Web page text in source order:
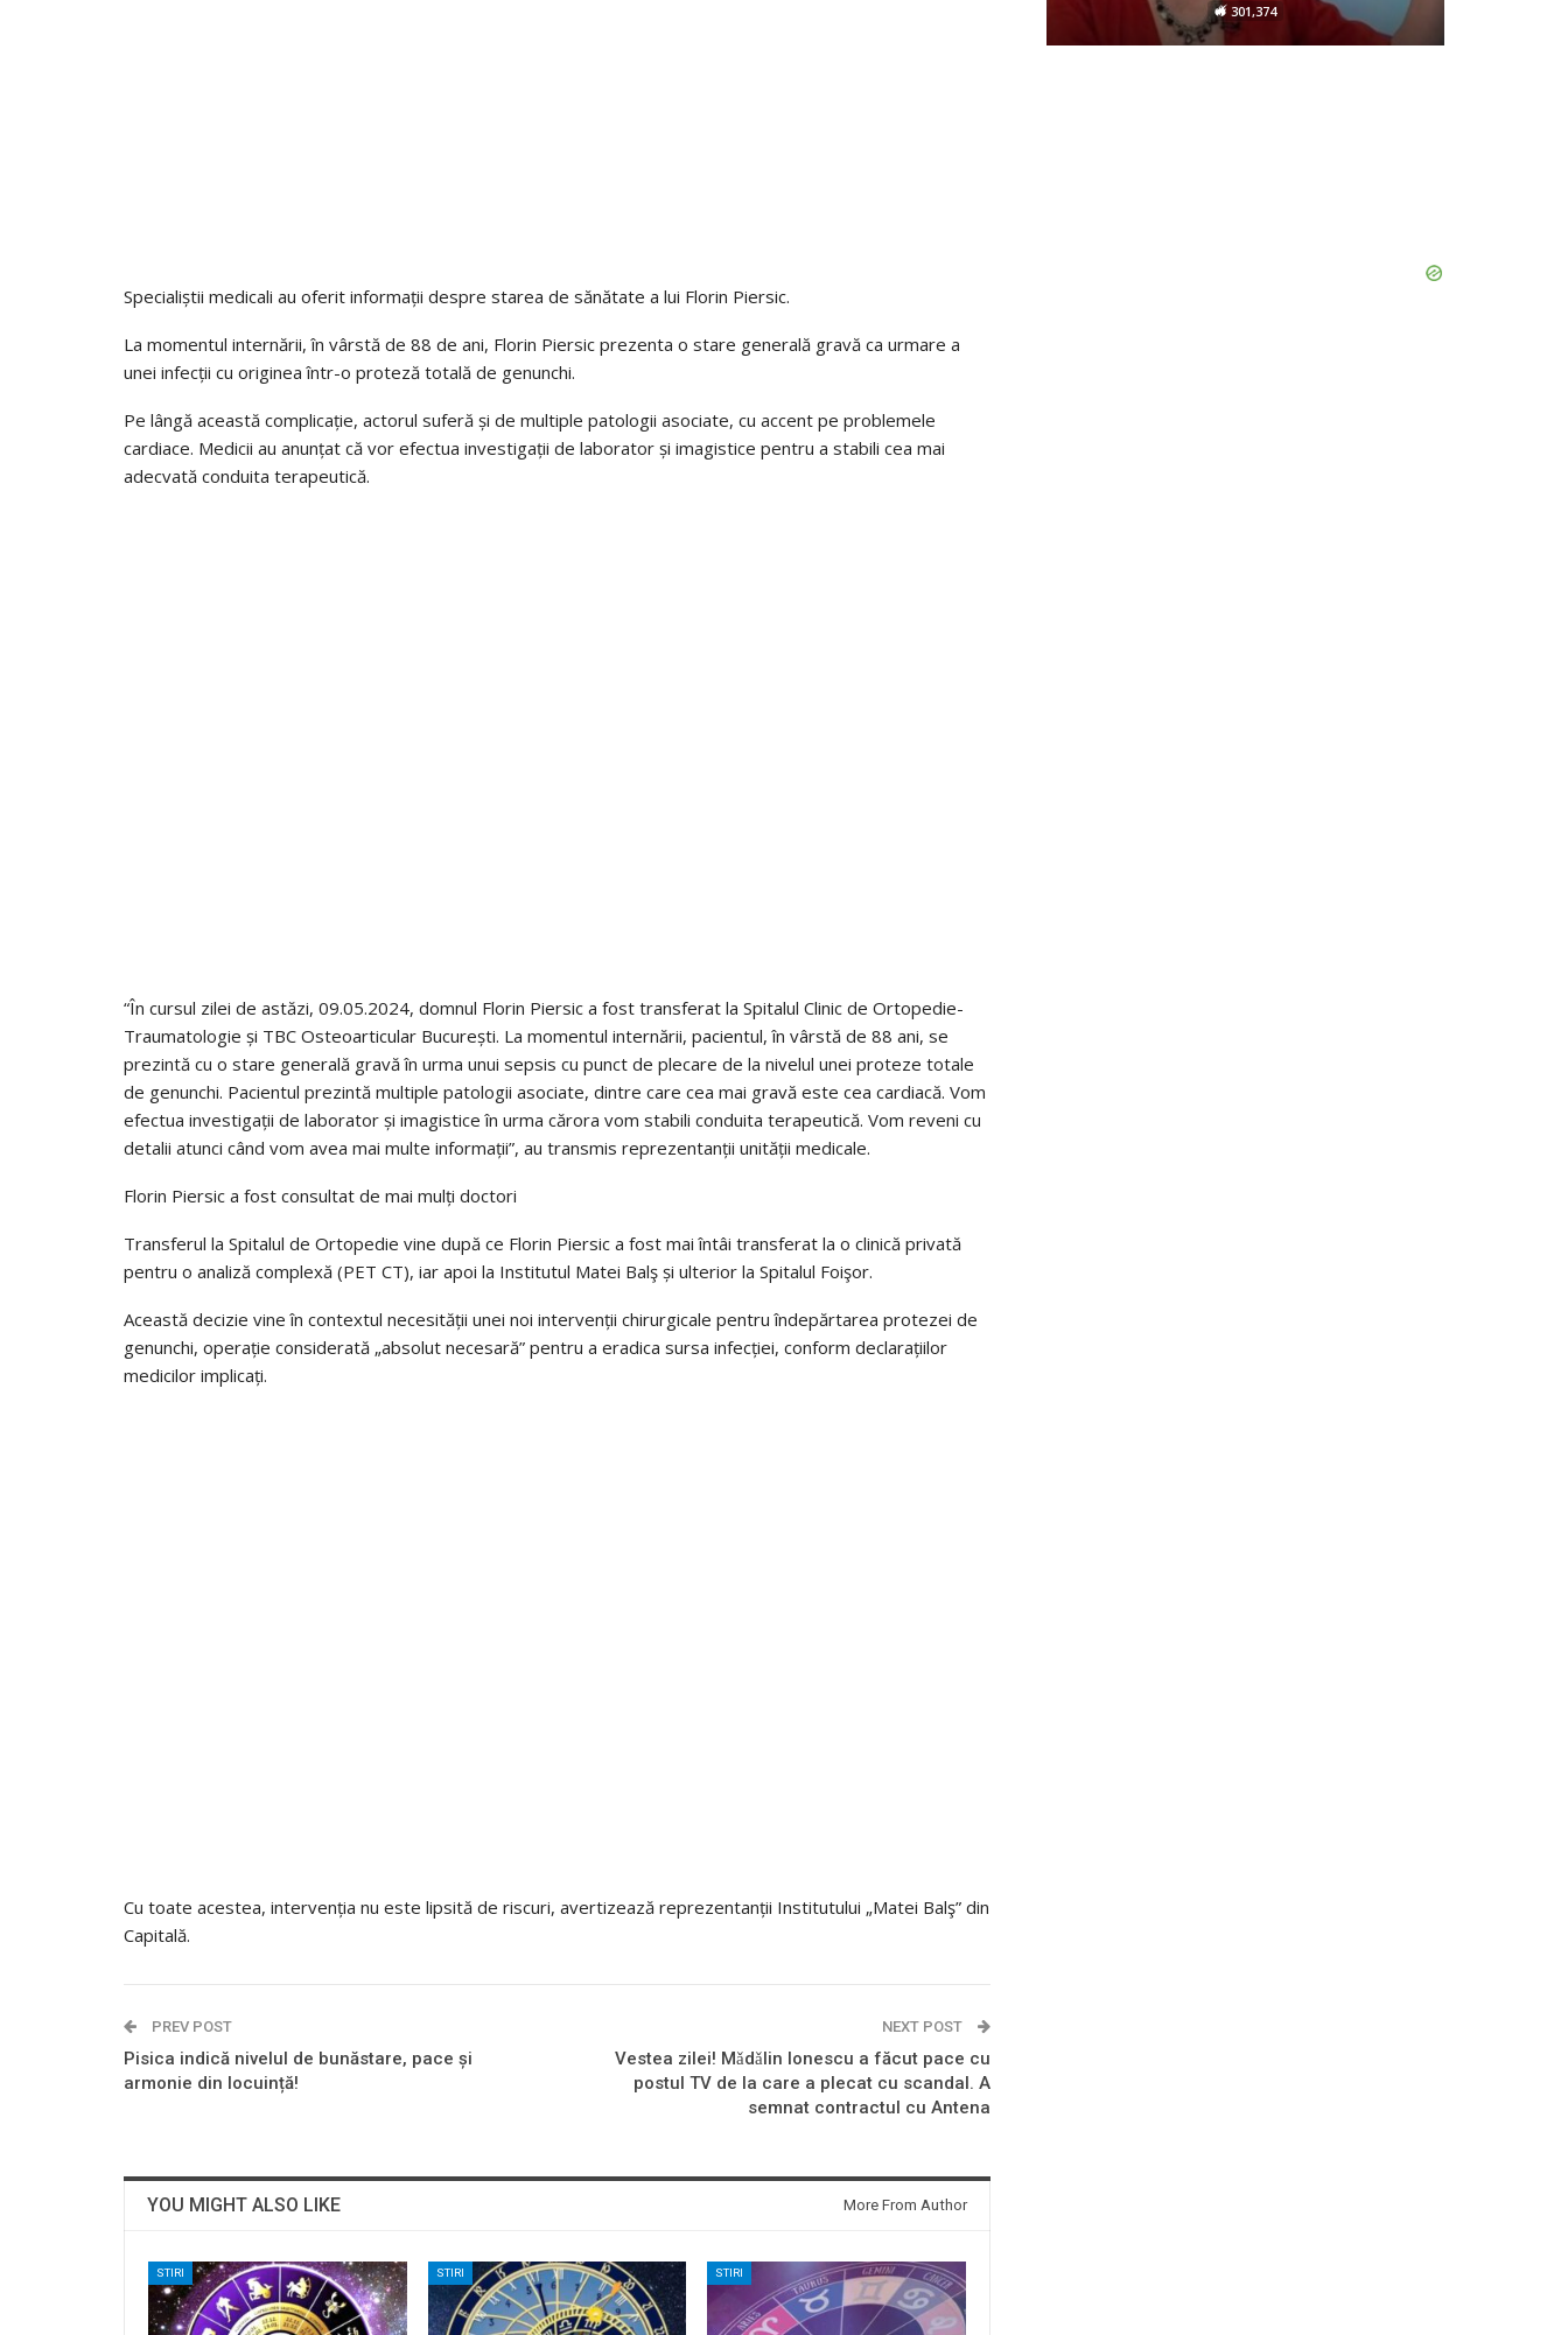
Specialiștii medicali au oferit informații despre starea de sănătate a lui Florin Piersic.
La momentul internării, în vârstă de 88 de ani, Florin Piersic prezenta o stare generală gravă ca urmare a
unei infecții cu originea într-o proteză totală de genunchi.
Pe lângă această complicație, actorul suferă și de multiple patologii asociate, cu accent pe problemele
cardiace. Medicii au anunțat că vor efectua investigații de laborator și imagistice pentru a stabili cea mai
adecvată conduita terapeutică.
“În cursul zilei de astăzi, 09.05.2024, domnul Florin Piersic a fost transferat la Spitalul Clinic de Ortopedie-
Traumatologie și TBC Osteoarticular București. La momentul internării, pacientul, în vârstă de 88 ani, se
prezintă cu o stare generală gravă în urma unui sepsis cu punct de plecare de la nivelul unei proteze totale
de genunchi. Pacientul prezintă multiple patologii asociate, dintre care cea mai gravă este cea cardiacă. Vom
efectua investigații de laborator și imagistice în urma cărora vom stabili conduita terapeutică. Vom reveni cu
detalii atunci când vom avea mai multe informații”, au transmis reprezentanții unității medicale.
Florin Piersic a fost consultat de mai mulți doctori
Transferul la Spitalul de Ortopedie vine după ce Florin Piersic a fost mai întâi transferat la o clinică privată
pentru o analiză complexă (PET CT), iar apoi la Institutul Matei Balş și ulterior la Spitalul Foişor.
Această decizie vine în contextul necesității unei noi intervenții chirurgicale pentru îndepărtarea protezei de
genunchi, operație considerată „absolut necesară” pentru a eradica sursa infecției, conform declarațiilor
medicilor implicați.
Cu toate acestea, intervenția nu este lipsită de riscuri, avertizează reprezentanții Institutului „Matei Balş” din
Capitală.
PREV POST
Pisica indică nivelul de bunăstare, pace și
armonie din locuință!
NEXT POST
Vestea zilei! Mǎdǎlin Ionescu a făcut pace cu
postul TV de la care a plecat cu scandal. A
semnat contractul cu Antena
YOU MIGHT ALSO LIKE More From Author
STIRI STIRI STIRI
301,374